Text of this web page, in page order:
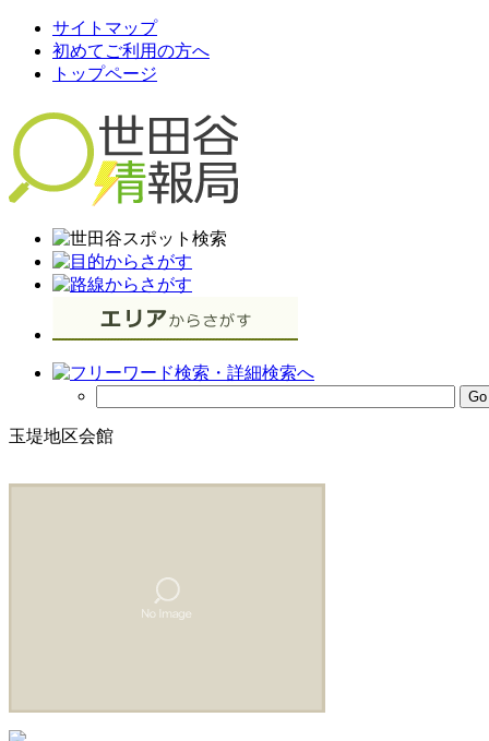
サイトマップ
初めてご利用の方へ
トップページ
玉堤地区会館